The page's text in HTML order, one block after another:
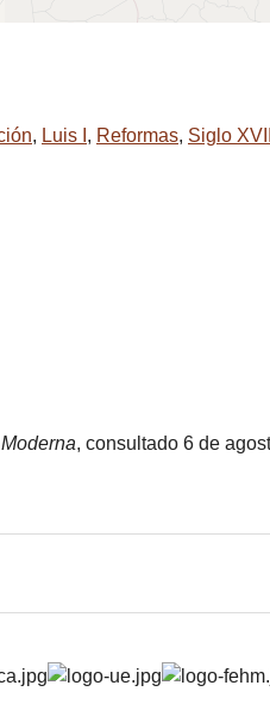
, Luis I , Reformas, Siglo XVIII
, consultado 6 de